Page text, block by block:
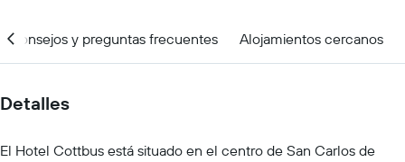
Consejos y preguntas frecuentes Alojamientos cercanos
Detalles
El Hotel Cottbus está situado en el centro de San Carlos de